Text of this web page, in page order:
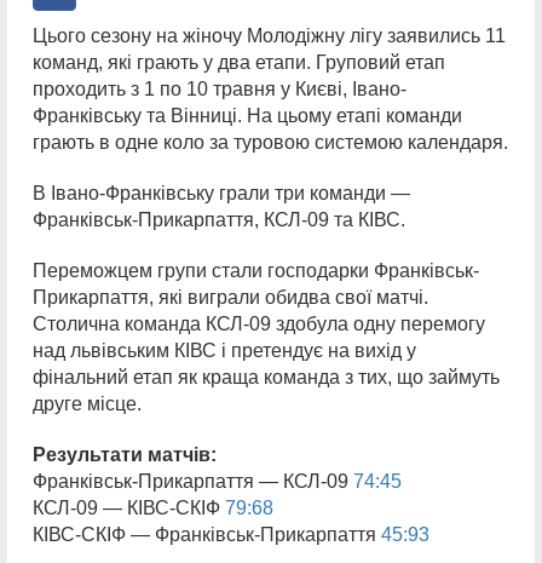
Цього сезону на жіночу Молодіжну лігу заявились 11
команд, які грають у два етапи. Груповий етап
проходить з 1 по 10 травня у Києві, Івано-
Франківську та Вінниці. На цьому етапі команди
грають в одне коло за туровою системою календаря.
В Івано-Франківську грали три команди —
Франківськ-Прикарпаття, КСЛ-09 та КІВС.
Переможцем групи стали господарки Франківськ-
Прикарпаття, які виграли обидва свої матчі.
Столична команда КСЛ-09 здобула одну перемогу
над львівським КІВС і претендує на вихід у
фінальний етап як краща команда з тих, що займуть
друге місце.
Результати матчів:
Франківськ-Прикарпаття — КСЛ-09 74:45
КСЛ-09 — КІВС-СКІФ 79:68
КІВС-СКІФ — Франківськ-Прикарпаття 45:93